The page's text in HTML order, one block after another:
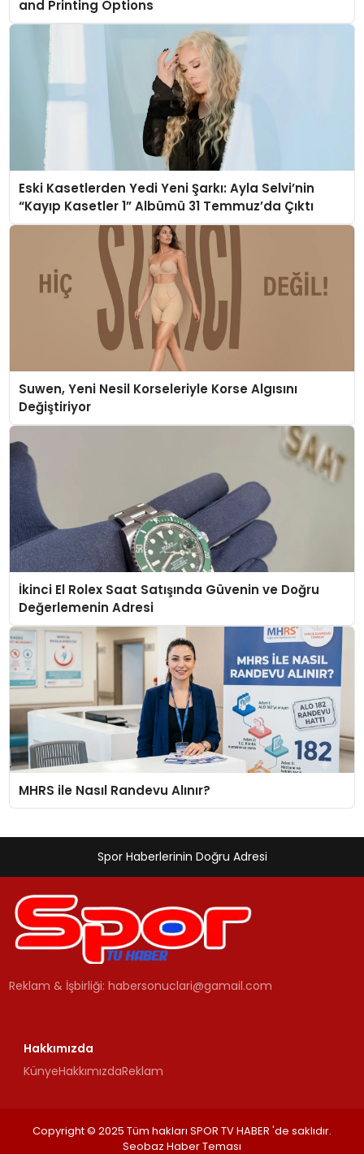
and Printing Options
Eski Kasetlerden Yedi Yeni Şarkı: Ayla Selvi’nin
“Kayıp Kasetler 1” Albümü 31 Temmuz’da Çıktı
Suwen, Yeni Nesil Korseleriyle Korse Algısını
Değiştiriyor
İkinci El Rolex Saat Satışında Güvenin ve Doğru
Değerlemenin Adresi
MHRS ile Nasıl Randevu Alınır?
Spor Haberlerinin Doğru Adresi
Reklam & İşbirliği:habersonuclari@gamail.com
Hakkımızda
KünyeHakkımızdaReklam
Copyright © 2025 Tüm hakları SPOR TV HABER 'de saklıdır.
Seobaz Haber Teması